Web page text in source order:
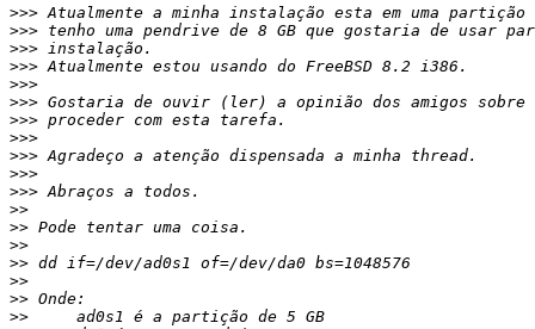
>>>
>>>
>>>
>>>
>>>
>>>
>>>
>>>
>>>
>>>
>>>
>>
>>
>>
>>
>>
>>
>>